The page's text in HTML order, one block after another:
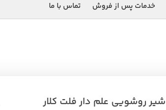
خدمات پس از فروش تماس با ما
شیر روشویی علم دار فلت کلار